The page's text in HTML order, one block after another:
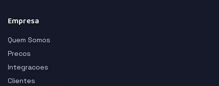
Empresa
Quem Somos
Precos
Integracoes
Clientes